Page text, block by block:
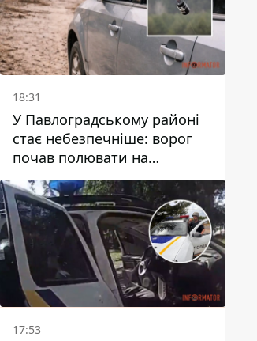
18:31
У Павлоградському районі
стає небезпечніше: ворог
почав полювати на
цивільний та військовий
транспорти
17:53